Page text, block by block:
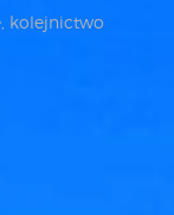
kolejnictwo